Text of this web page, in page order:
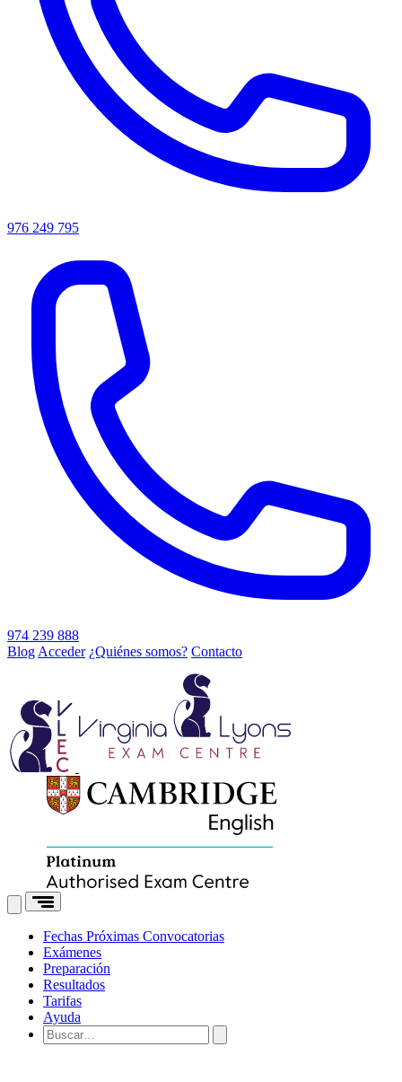
976 249 795
974 239 888
Blog Acceder ¿Quiénes somos? Contacto
Fechas Próximas Convocatorias
Exámenes
Preparación
Resultados
Tarifas
Ayuda
Buscar: